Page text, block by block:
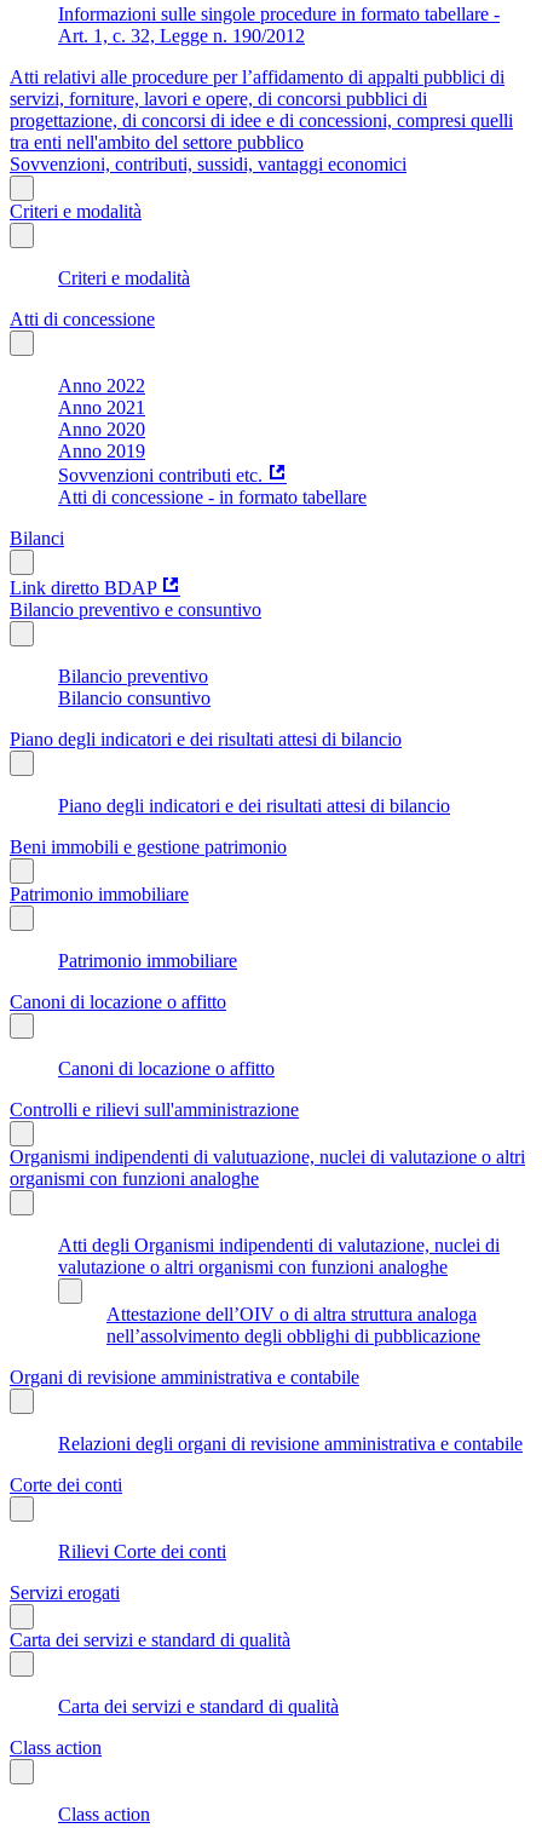
Informazioni sulle singole procedure in formato tabellare -
Art. 1, c. 32, Legge n. 190/2012
Atti relativi alle procedure per l’affidamento di appalti pubblici di
servizi, forniture, lavori e opere, di concorsi pubblici di
progettazione, di concorsi di idee e di concessioni, compresi quelli
tra enti nell'ambito del settore pubblico
Sovvenzioni, contributi, sussidi, vantaggi economici
Criteri e modalità
Criteri e modalità
Atti di concessione
Anno 2022
Anno 2021
Anno 2020
Anno 2019
Sovvenzioni contributi etc.
Atti di concessione - in formato tabellare
Bilanci
Link diretto BDAP
Bilancio preventivo e consuntivo
Bilancio preventivo
Bilancio consuntivo
Piano degli indicatori e dei risultati attesi di bilancio
Piano degli indicatori e dei risultati attesi di bilancio
Beni immobili e gestione patrimonio
Patrimonio immobiliare
Patrimonio immobiliare
Canoni di locazione o affitto
Canoni di locazione o affitto
Controlli e rilievi sull'amministrazione
Organismi indipendenti di valutuazione, nuclei di valutazione o altri
organismi con funzioni analoghe
Atti degli Organismi indipendenti di valutazione, nuclei di
valutazione o altri organismi con funzioni analoghe
Attestazione dell’OIV o di altra struttura analoga
nell’assolvimento degli obblighi di pubblicazione
Organi di revisione amministrativa e contabile
Relazioni degli organi di revisione amministrativa e contabile
Corte dei conti
Rilievi Corte dei conti
Servizi erogati
Carta dei servizi e standard di qualità
Carta dei servizi e standard di qualità
Class action
Class action